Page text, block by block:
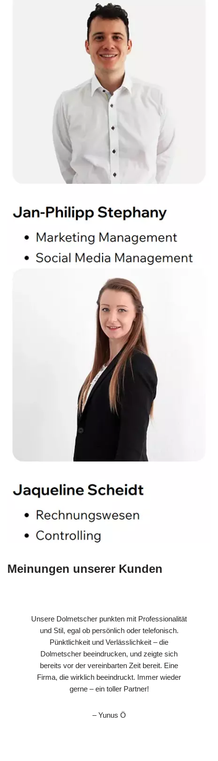
Meinungen unserer Kunden
Unsere Dolmetscher punkten mit Professionalität
und Stil, egal ob persönlich oder telefonisch.
Pünktlichkeit und Verlässlichkeit – die
Dolmetscher beeindrucken, und zeigte sich
bereits vor der vereinbarten Zeit bereit. Eine
Firma, die wirklich beeindruckt. Immer wieder
gerne – ein toller Partner!
– Yunus Ö